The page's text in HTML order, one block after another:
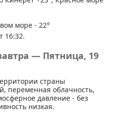
море - 22°
16:32.
— Пятница, 19
страны
переменная облачность,
давление - без
низкая.